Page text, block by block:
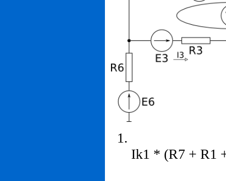
Ik1 * (R7 + R1